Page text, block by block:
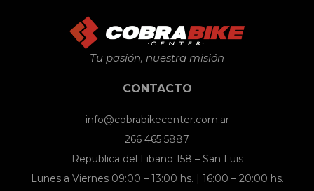
Tu pasión, nuestra misión
CONTACTO
info@cobrabikecenter.com.ar
266 465 5887
Republica del Libano 158 – San Luis
Lunes a Viernes 09:00 – 13:00 hs. | 16:00 – 20:00 hs.